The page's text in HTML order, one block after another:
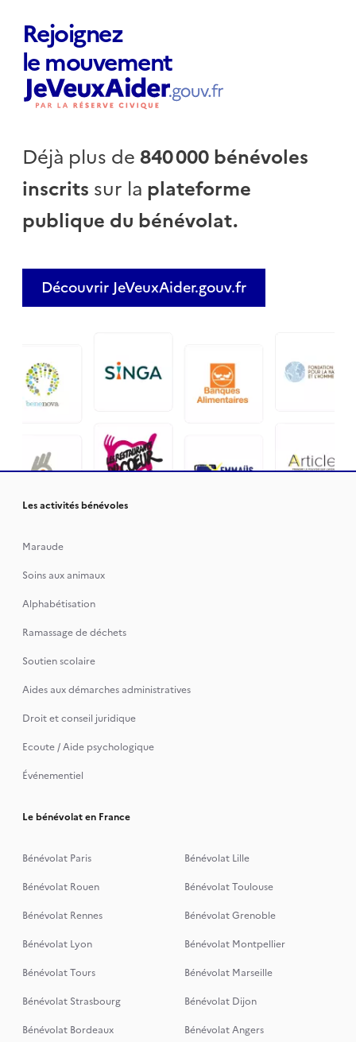
Rejoignez
le mouvement
Déjà plus de840 000 bénévoles
inscrits sur la plateforme
publique du bénévolat.
Découvrir JeVeuxAider.gouv.fr
Les activités bénévoles
Maraude
Soins aux animaux
Alphabétisation
Ramassage de déchets
Soutien scolaire
Aides aux démarches administratives
Droit et conseil juridique
Ecoute / Aide psychologique
Événementiel
Le bénévolat en France
Bénévolat Paris
Bénévolat Lille
Bénévolat Rouen
Bénévolat Toulouse
Bénévolat Rennes
Bénévolat Grenoble
Bénévolat Lyon
Bénévolat Montpellier
Bénévolat Tours
Bénévolat Marseille
Bénévolat Strasbourg
Bénévolat Dijon
Bénévolat Bordeaux
Bénévolat Angers